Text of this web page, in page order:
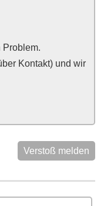
Problem.
Kontakt) und wir
Verstoß melden